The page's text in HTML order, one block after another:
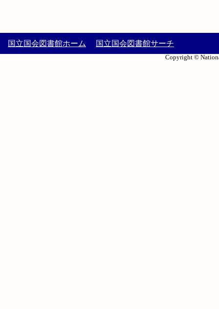
国立国会図書館ホーム 国立国会図書館サーチ
Copyright ©